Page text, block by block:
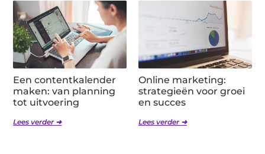
Een contentkalender
maken: van planning
tot uitvoering
Lees verder ➜
Online marketing:
strategieën voor groei
en succes
Lees verder ➜